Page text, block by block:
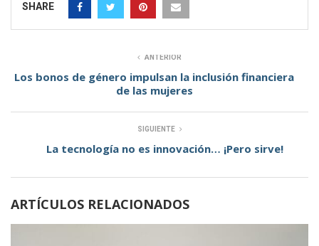
SHARE
ANTERIOR
Los bonos de género impulsan la inclusión financiera
de las mujeres
SIGUIENTE
La tecnología no es innovación… ¡Pero sirve!
ARTÍCULOS RELACIONADOS